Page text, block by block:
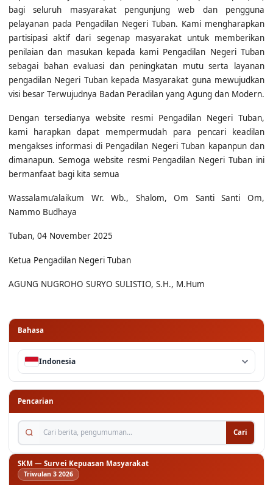
pelayanan pada Pengadilan Negeri Tuban. Kami mengharapkan
partisipasi aktif dari segenap masyarakat untuk memberikan
penilaian dan masukan kepada kami Pengadilan Negeri Tuban
sebagai bahan evaluasi dan peningkatan mutu serta layanan
pengadilan Negeri Tuban kepada Masyarakat guna mewujudkan
visi besar Terwujudnya Badan Peradilan yang Agung dan Modern.
kami harapkan dapat mempermudah para pencari keadilan
mengakses informasi di Pengadilan Negeri Tuban kapanpun dan
dimanapun. Semoga website resmi Pengadilan Negeri Tuban ini
bermanfaat bagi kita semua
Nammo Budhaya
Bahasa
Indonesia
Pencarian
Cari berita, pengumuman...
Cari
Triwulan 3 2026